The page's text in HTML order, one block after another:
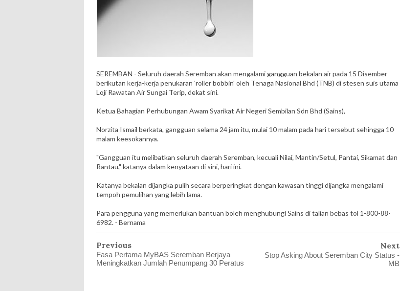
SEREMBAN - Seluruh daerah Seremban akan mengalami gangguan bekalan air pada 15 Disember
berikutan kerja-kerja penukaran 'roller bobbin' oleh Tenaga Nasional Bhd (TNB) di stesen suis utama
Loji Rawatan Air Sungai Terip, dekat sini.
Ketua Bahagian Perhubungan Awam Syarikat Air Negeri Sembilan Sdn Bhd (Sains),
Norzita Ismail berkata, gangguan selama 24 jam itu, mulai 10 malam pada hari tersebut sehingga 10
malam keesokannya.
"Gangguan itu melibatkan seluruh daerah Seremban, kecuali Nilai, Mantin/Setul, Pantai, Sikamat dan
Rantau," katanya dalam kenyataan di sini, hari ini.
Katanya bekalan dijangka pulih secara berperingkat dengan kawasan tinggi dijangka mengalami
tempoh pemulihan yang lebih lama.
Para pengguna yang memerlukan bantuan boleh menghubungi Sains di talian bebas tol 1-800-88-
6982. - Bernama
Previous
Fasa Pertama MyBAS Seremban Berjaya
Meningkatkan Jumlah Penumpang 30 Peratus
Next
Stop Asking About Seremban City Status -
MB